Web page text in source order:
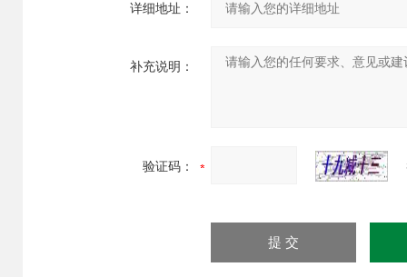
详细地址：
补充说明：
验证码：